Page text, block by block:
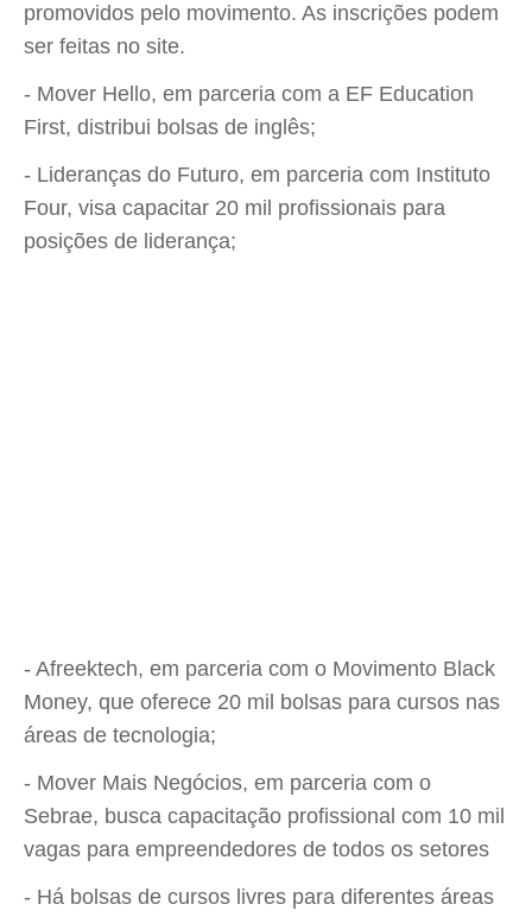
promovidos pelo movimento. As inscrições podem
ser feitas no site.
- Mover Hello, em parceria com a EF Education
First, distribui bolsas de inglês;
- Lideranças do Futuro, em parceria com Instituto
Four, visa capacitar 20 mil profissionais para
posições de liderança;
- Afreektech, em parceria com o Movimento Black
Money, que oferece 20 mil bolsas para cursos nas
áreas de tecnologia;
- Mover Mais Negócios, em parceria com o
Sebrae, busca capacitação profissional com 10 mil
vagas para empreendedores de todos os setores
- Há bolsas de cursos livres para diferentes áreas